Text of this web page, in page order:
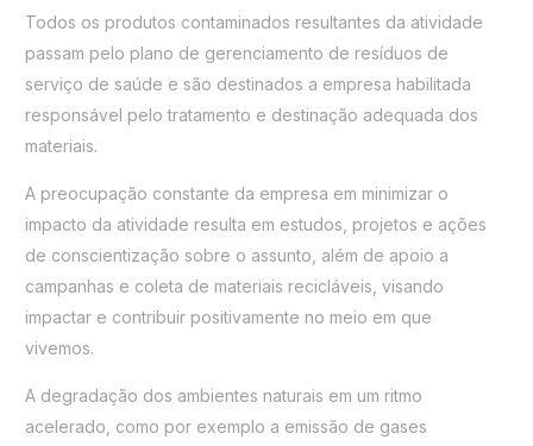
Todos os produtos contaminados resultantes da atividade
passam pelo plano de gerenciamento de resíduos de
serviço de saúde e são destinados a empresa habilitada
responsável pelo tratamento e destinação adequada dos
materiais.
A preocupação constante da empresa em minimizar o
impacto da atividade resulta em estudos, projetos e ações
de conscientização sobre o assunto, além de apoio a
campanhas e coleta de materiais recicláveis, visando
impactar e contribuir positivamente no meio em que
vivemos.
A degradação dos ambientes naturais em um ritmo
acelerado, como por exemplo a emissão de gases